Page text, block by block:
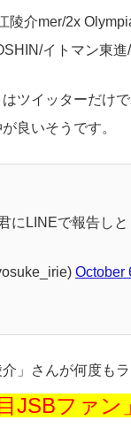
陵介mer/2x
イトマン東進/
はツイッターだけ
良いそうです。
にLINEで報告し
October
」さんが何度も
JSBファン」